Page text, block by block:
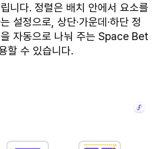
니다. 정렬은 배치 안에서 요소를
설정으로, 상단·가운데·하단 정
자동으로 나눠 주는 Space Bet
할 수 있습니다.